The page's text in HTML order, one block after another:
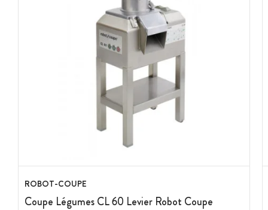
Voltage : 230V / 1 - 50 Hz (5.3)
Goulotte cylindrique : Ø58 mm
Moteur industriel asynchrone à usage intensif
Moteur sur roulement à billes : fonctionnement silencieux,
ROBOT-COUPE
Coupe Légumes CL 60 Levier Robot Coupe